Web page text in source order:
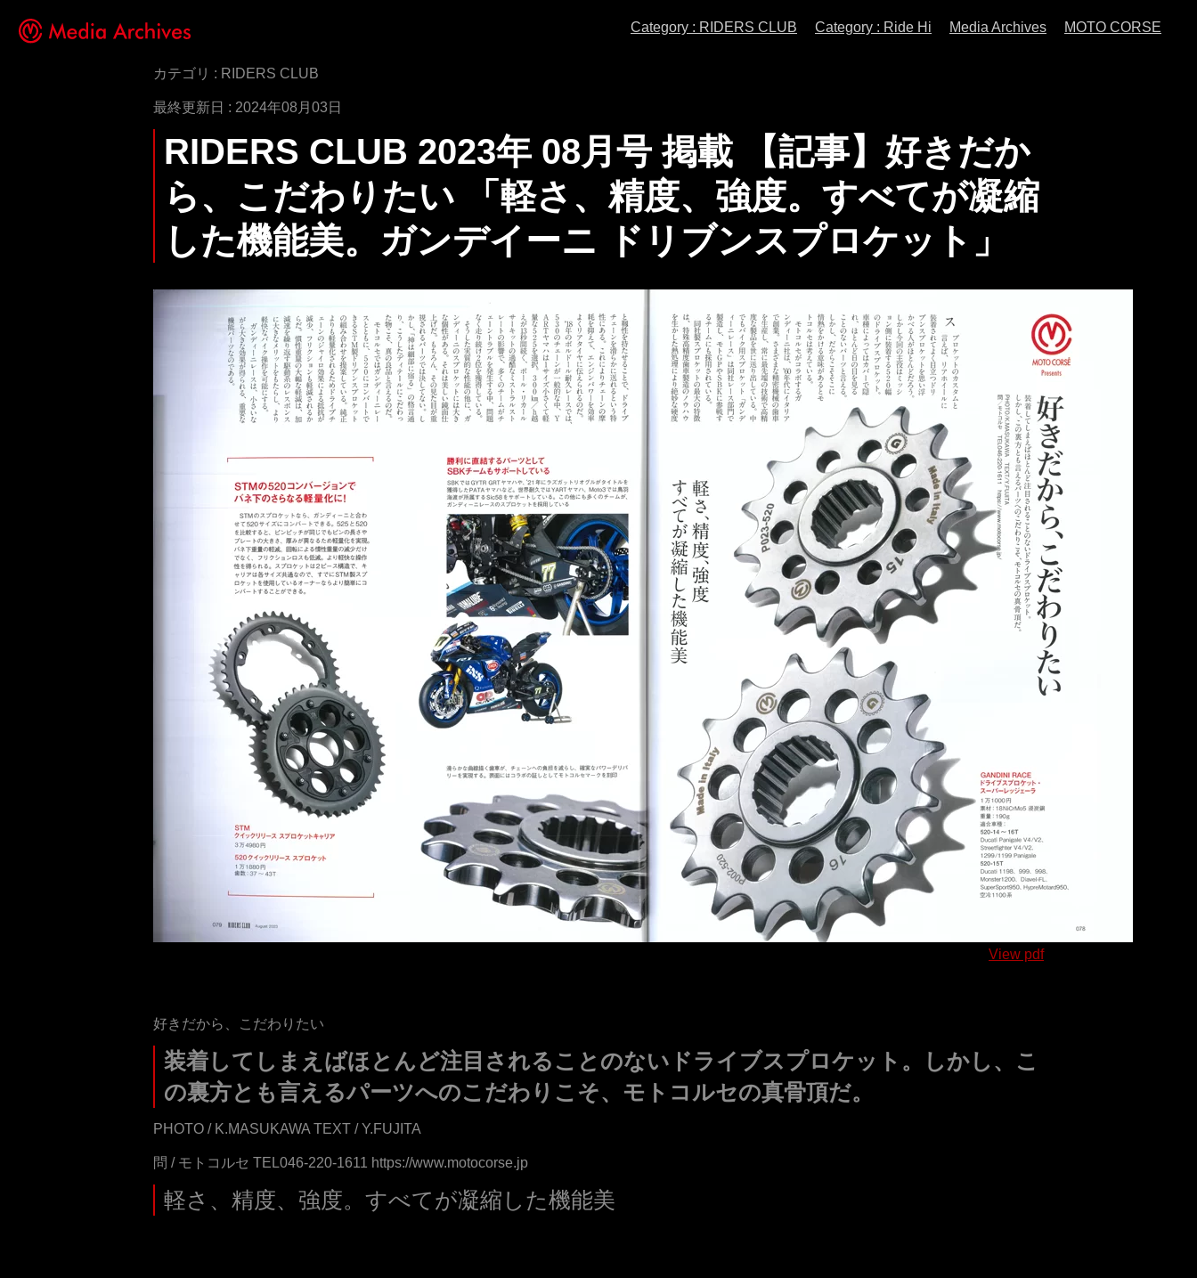
Category : RIDERS CLUB Category : Ride Hi Media Archives MOTO CORSE
カテゴリ : RIDERS CLUB
最終更新日 : 2024年08月03日
RIDERS CLUB 2023年 08月号 掲載 【記事】好きだか
ら、こだわりたい 「軽さ、精度、強度。すべてが凝縮
した機能美。ガンデイーニ ドリブンスプロケット」
View pdf
好きだから、こだわりたい
装着してしまえばほとんど注目されることのないドライブスプロケット。しかし、こ
の裏方とも言えるパーツへのこだわりこそ、モトコルセの真骨頂だ。
PHOTO / K.MASUKAWA TEXT / Y.FUJITA
問 / モトコルセ TEL046-220-1611 https://www.motocorse.jp
軽さ、精度、強度。すべてが凝縮した機能美